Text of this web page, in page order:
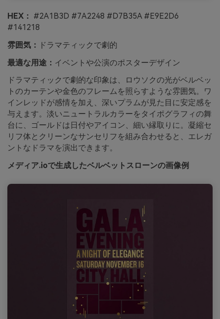
HEX： #2A1B3D #7A2248 #D7B35A #E9E2D6
#141218
雰囲気：
ドラマティックで劇的
最適な用途： イベントや公演のポスターデザイン
ドラマティックで劇的な印象は、ロウソクの光がベルベッ
トのカーテンや金色のフレームを照らすような雰囲気。ワ
インレッドが感情を加え、深いプラムが見た目に安定感を
与えます。淡いニュートラルカラーをタイポグラフィの舞
台に、ゴールドは日付やアイコン、細い縁取りに。凝縮セ
リフ体とクリーンなサンセリフを組み合わせると、エレガ
ントなドラマを演出できます。
メディア.ioで生成したベルベットスローンの画像例